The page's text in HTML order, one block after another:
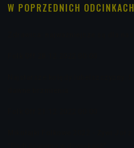
W POPRZEDNICH ODCINKACH